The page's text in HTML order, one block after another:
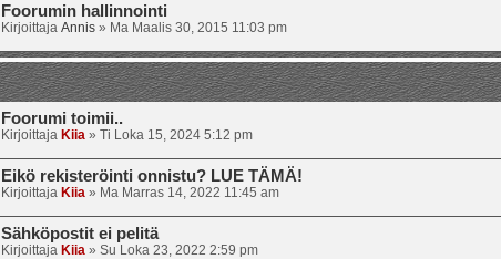
Foorumin hallinnointi
Kirjoittaja Annis» Ma Maalis 30, 2015 11:03 pm
Foorumi toimii..
Kirjoittaja Kiia » Ti Loka 15, 2024 5:12 pm
Eikö rekisteröinti onnistu? LUE TÄMÄ!
Kirjoittaja Kiia » Ma Marras 14, 2022 11:45 am
Sähköpostit ei pelitä
Kirjoittaja Kiia » Su Loka 23, 2022 2:59 pm